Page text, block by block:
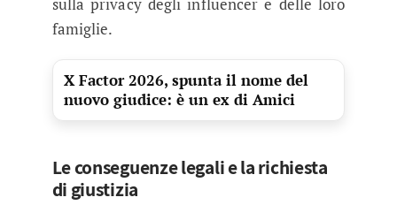
famiglie.
X Factor 2026, spunta il nome del
nuovo giudice: è un ex di Amici
Le conseguenze legali e la richiesta
di giustizia